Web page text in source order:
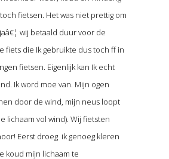
fietsen. Het was niet prettig om
wij betaald duur voor de
fiets die Ik gebruikte dus toch ff in
fietsen. Eigenlijk kan Ik echt
Ik word moe van. Mijn ogen
door de wind, mijn neus loopt
lichaam vol wind). Wij fietsten
Eerst droeg ik genoeg kleren
koud mijn lichaam te